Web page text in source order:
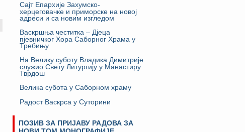
Сајт Епархије Захумско-
херцеговачке и приморске на новој
адреси и са новим изгледом
Васкршња честитка – Дјеца
пјевничког Хора Саборног Храма у
Требињу
На Велику суботу Владика Димитрије
служио Свету Литургију у Манастиру
Тврдош
Велика субота у Саборном храму
Радост Васкрса у Суторини
ПОЗИВ ЗА ПРИЈАВУ РАДОВА ЗА